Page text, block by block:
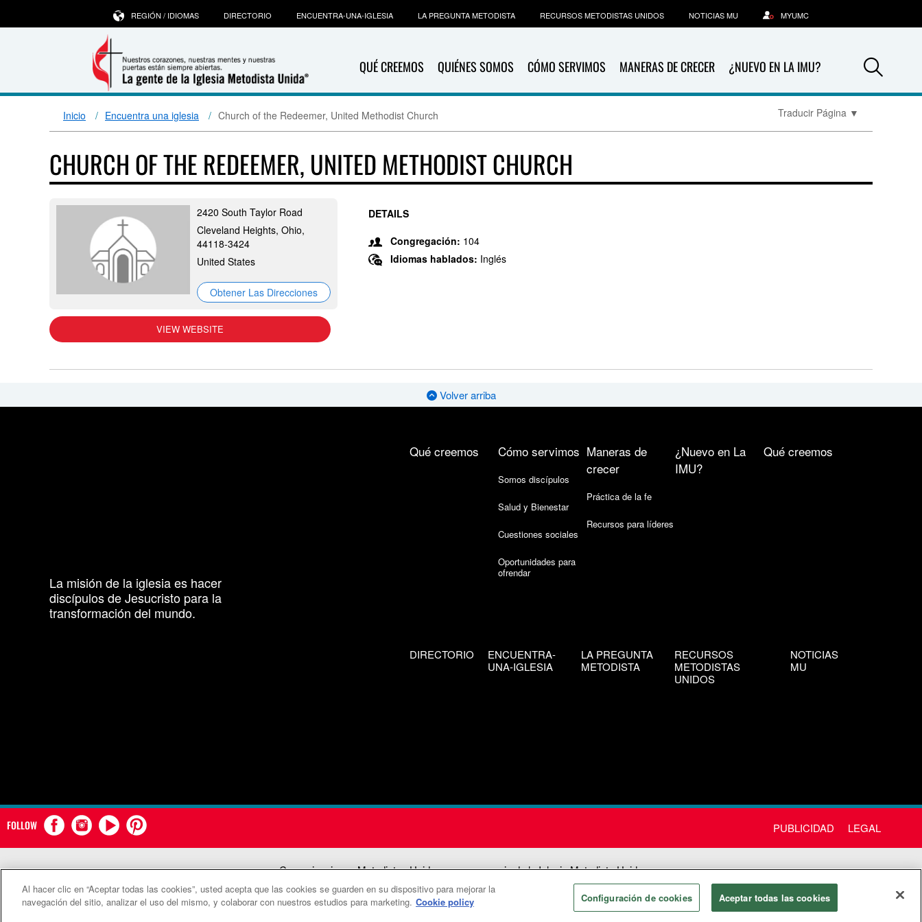
QUÉ CREEMOS QUIÉNES SOMOS CÓMO SERVIMOS MANERAS DE CRECER ¿NUEVO EN LA IMU?
REGIÓN / IDIOMAS DIRECTORIO ENCUENTRA-UNA-IGLESIA LA PREGUNTA METODISTA RECURSOS METODISTAS UNIDOS NOTICIAS MU MYUMC
Inicio Encuentra una iglesia Church of the Redeemer, United Methodist Church Traducir Página ▼
CHURCH OF THE REDEEMER, UNITED METHODIST CHURCH
2420 South Taylor Road
Cleveland Heights, Ohio,
44118-3424
United States
Obtener Las Direcciones
VIEW WEBSITE
DETAILS
Congregación: 104
Idiomas hablados: Inglés
Volver arriba
La misión de la iglesia es hacer
discípulos de Jesucristo para la
transformación del mundo.
Qué creemos Cómo servimos
Somos discípulos
Salud y Bienestar
Cuestiones sociales
Oportunidades para
ofrendar
Maneras de
crecer
Práctica de la fe
Recursos para líderes
¿Nuevo en La
IMU?
Qué creemos
DIRECTORIO
ENCUENTRA-
UNA-IGLESIA
LA PREGUNTA
METODISTA
RECURSOS
METODISTAS
UNIDOS
NOTICIAS
MU
FOLLOW PUBLICIDAD LEGAL
Comunicaciones Metodistas Unidas es una agencia de la Iglesia Metodista Unida
©2026 Comunicaciones Metodistas Unidas. Reservados todos los derechos
Al hacer clic en “Aceptar todas las cookies”, usted acepta que las cookies se guarden en su dispositivo para mejorar la
navegación del sitio, analizar el uso del mismo, y colaborar con nuestros estudios para marketing. Cookie policy Configuración de cookies Aceptar todas las cookies